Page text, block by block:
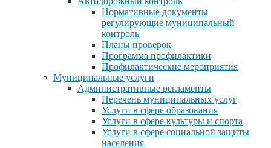
Нормативные документы
регулирующие муниципальный
контроль
Планы проверок
Программа профилактики
Профилактические мероприятия
Муниципальные услуги
Административные регламенты
Перечень муниципальных услуг
Услуги в сфере образования
Услуги в сфере культуры и спорта
Услуги в сфере социальной защиты
населения